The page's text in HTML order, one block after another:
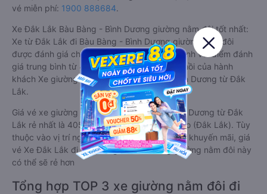
vé miễn phí: 1900 888684.
Xe Đắk Lắk Bàu Bàng - Bình Dương giường nằm đôi tốt nhất:
Xe từ Đắk Lắk đi Bàu Bàng - Bình Dương giường nằm đôi
được đánh giá chung có chất lượng Trung bình với điểm đánh
giá trung bình từ 4.5/5 dựa trên 3822 phản hồi của hành
khách Xe giường nằm đôi về Bàu Bàng - Bình Dương từ Đắk
Lắk.
Giá vé xe giường nằm đôi đi Bàu Bàng - Bình Dương từ Đắk
Lắk rẻ nhất là 405000 của hãng xe Quý Thảo (Đắk Lắk). Tùy
thuộc vào vị trí ngồi của bạn và chương trình khuyến mãi, giá
vé Xe Đắk Lắk đi Bàu Bàng - Bình Dương giường nằm đôi này
có thể sẽ rẻ hơn
Tổng hợp TOP 3 xe giường nằm đôi đi